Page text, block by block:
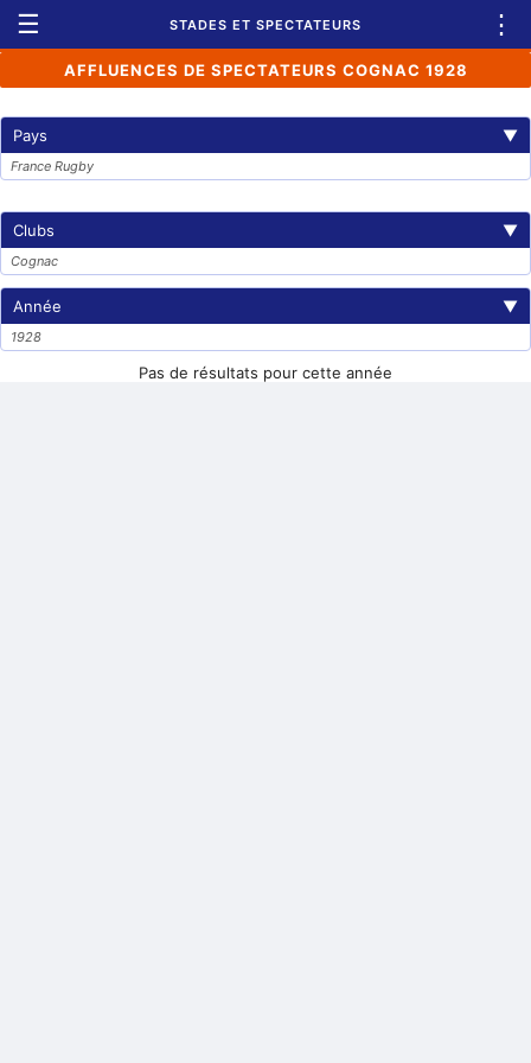
☰ STADES ET SPECTATEURS ⋮
AFFLUENCES DE SPECTATEURS COGNAC 1928
Pays ▼
France Rugby
Clubs ▼
Cognac
Année ▼
1928
Pas de résultats pour cette année